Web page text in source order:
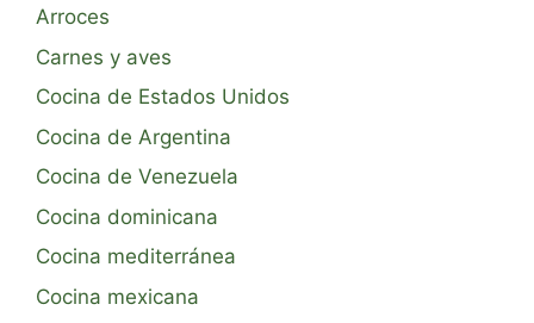
Arroces
Carnes y aves
Cocina de Estados Unidos
Cocina de Argentina
Cocina de Venezuela
Cocina dominicana
Cocina mediterránea
Cocina mexicana